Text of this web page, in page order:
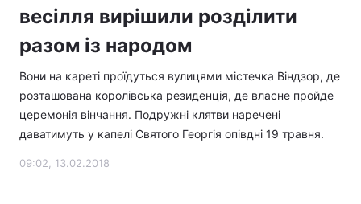
весілля вирішили розділити
разом із народом
Вони на кареті проїдуться вулицями містечка Віндзор, де
розташована королівська резиденція, де власне пройде
церемонія вінчання. Подружні клятви наречені
даватимуть у капелі Святого Георгія опівдні 19 травня.
09:02, 13.02.2018